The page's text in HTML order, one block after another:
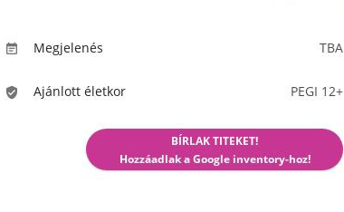
 Megjelenés TBA
 Ajánlott életkor PEGI 12+
BÍRLAK TITEKET!
Hozzáadlak a Google inventory-hoz!